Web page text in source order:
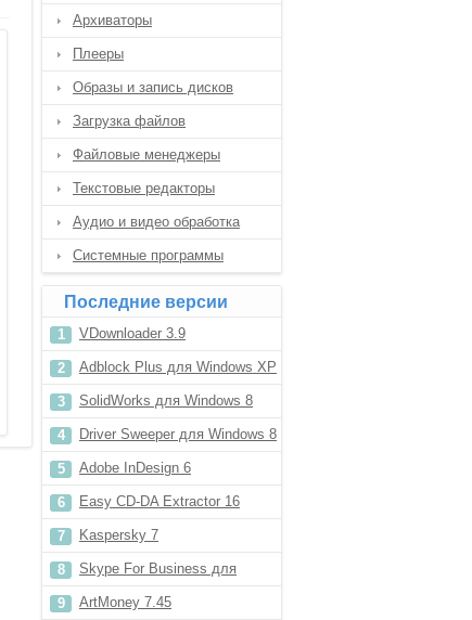
Архиваторы
Плееры
Образы и запись дисков
Загрузка файлов
Файловые менеджеры
Текстовые редакторы
Аудио и видео обработка
Системные программы
Последние версии
VDownloader 3.9
Adblock Plus для Windows XP
SolidWorks для Windows 8
Driver Sweeper для Windows 8
Adobe InDesign 6
Easy CD-DA Extractor 16
Kaspersky 7
Skype For Business для
Windows 7
ArtMoney 7.45